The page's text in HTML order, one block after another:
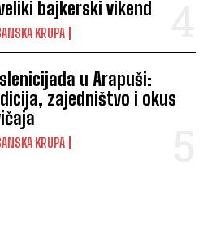
bajkerski vikend
KRUPA
u Arapuši:
zajedništvo i okus
KRUPA